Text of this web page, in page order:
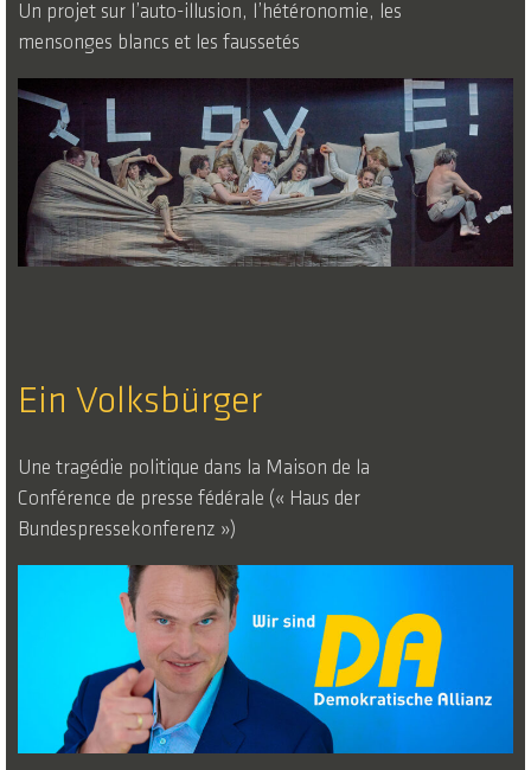
Un projet sur l’auto-illusion, l’hétéronomie, les
mensonges blancs et les faussetés
Ein Volksbürger
Une tragédie politique dans la Maison de la
Conférence de presse fédérale (« Haus der
Bundespressekonferenz »)